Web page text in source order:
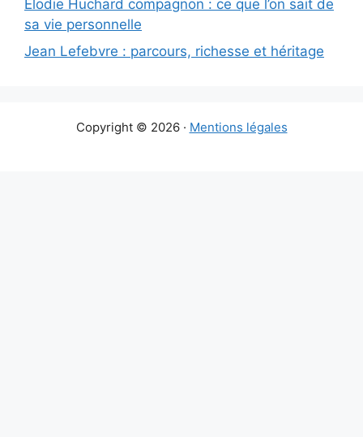
Élodie Huchard compagnon : ce que l’on sait de
sa vie personnelle
Jean Lefebvre : parcours, richesse et héritage
Copyright © 2026 · Mentions légales